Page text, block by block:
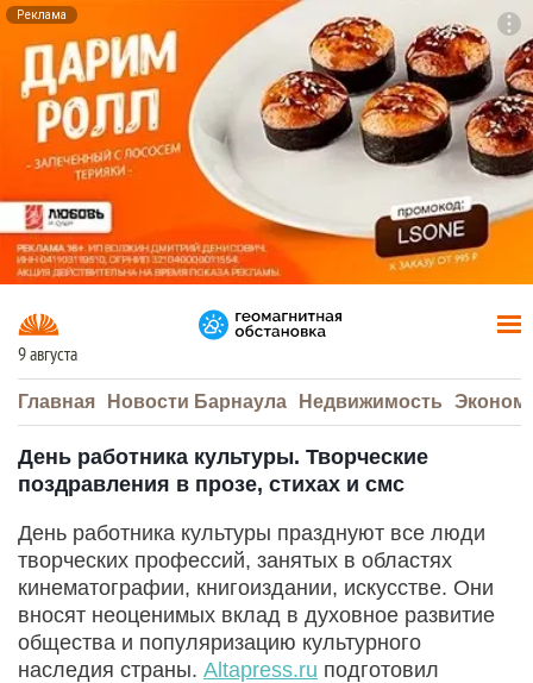
Реклама
9 августа
Главная Новости Барнаула Недвижимость
День работника культуры. Творческие
поздравления в прозе, стихах и смс
День работника культуры празднуют все люди
творческих профессий, занятых в областях
кинематографии, книгоиздании, искусстве. Они
вносят неоценимых вклад в духовное развитие
общества и популяризацию культурного
наследия страны. Altapress.ru подготовил